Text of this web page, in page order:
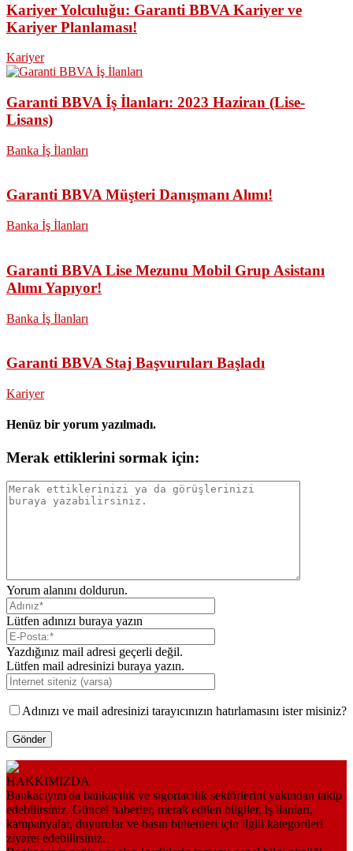
Kariyer Yolculuğu: Garanti BBVA Kariyer ve
Kariyer Planlaması!
Kariyer
Garanti BBVA İş İlanları: 2023 Haziran (Lise-
Lisans)
Banka İş İlanları
Garanti BBVA Müşteri Danışmanı Alımı!
Banka İş İlanları
Garanti BBVA Lise Mezunu Mobil Grup Asistanı
Alımı Yapıyor!
Banka İş İlanları
Garanti BBVA Staj Başvuruları Başladı
Kariyer
Henüz bir yorum yazılmadı.
Merak ettiklerini sormak için:
Yorum alanını doldurun.
Lütfen adınızı buraya yazın
Yazdığınız mail adresi geçerli değil.
Lütfen mail adresinizi buraya yazın.
Adınızı ve mail adresinizi tarayıcınızın hatırlamasını ister misiniz?
HAKKIMIZDA
Bankacıyım'da bankacılık ve sigortacılık sektörlerini yakından takip
edebilirsiniz. Güncel haberler, merak edilen bilgiler, iş ilanları,
kampanyalar, duyurular ve basın bültenleri için ilgili kategorileri
ziyaret edebilirsiniz.